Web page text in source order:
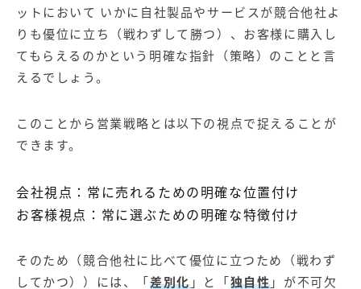
ットにおいて いかに自社製品やサービスが競合他社よ
りも優位に立ち（戦わずして勝つ）、お客様に購入し
てもらえるのかという明確な指針（策略）のことと言
えるでしょう。
このことから営業戦略とは以下の視点で捉えることが
できます。
会社視点：常に売れるための明確な位置付け
お客様視点：常に選ぶための明確な特徴付け
そのため（競合他社に比べて優位に立つため（戦わず
してかつ））には、「差別化」と「独自性」が不可欠